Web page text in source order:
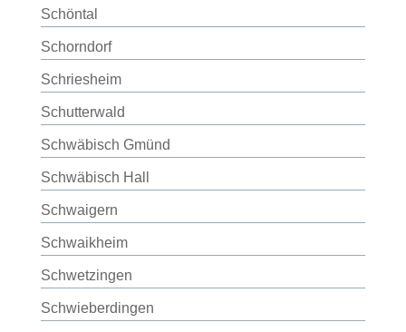
Schöntal
Schorndorf
Schriesheim
Schutterwald
Schwäbisch Gmünd
Schwäbisch Hall
Schwaigern
Schwaikheim
Schwetzingen
Schwieberdingen